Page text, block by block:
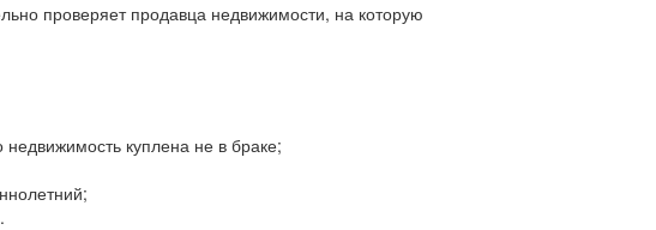
проверяет продавца недвижимости, на которую
недвижимость куплена не в браке;